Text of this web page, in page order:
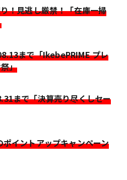
！見逃し厳禁！「在庫一掃
まで「IkebePRIME プレ
」
まで「決算売り尽くしセー
イントアップキャンペーン